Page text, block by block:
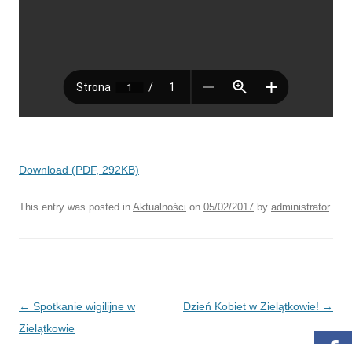
Download (PDF, 292KB)
This entry was posted in Aktualności on 05/02/2017 by administrator.
Post navigation
← Spotkanie wigilijne w
Zielątkowie
Dzień Kobiet w Zielątkowie! →